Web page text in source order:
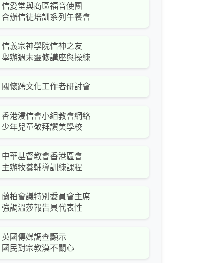
信愛堂與商區福音使團
合辦信徒培訓系列午餐會
信義宗神學院信神之友
舉辦週末靈修講座與操練
關懷跨文化工作者研討會
香港浸信會小組教會網絡
少年兒童敬拜讚美學校
中華基督教會香港區會
主辦牧養輔導訓練課程
蘭柏會議特別委員會主席
強調溫莎報告具代表性
英國傳媒調查顯示
國民對宗教漠不關心